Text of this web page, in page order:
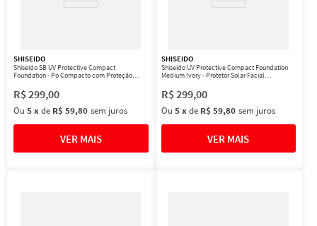
SHISEIDO
Shiseido SB UV Protective Compact
Foundation - Pó Compacto com Proteção
R$299,00
Ou 5xde R$ 59,80 sem juros
SHISEIDO
Shiseido UV Protective Compact Foundation
Medium Ivory - Protetor Solar Facial
R$299,00
Ou 5 xde R$ 59,80 sem juros